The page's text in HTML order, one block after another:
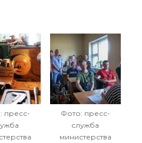
пресс-
Фото: пресс-
служба
министерства